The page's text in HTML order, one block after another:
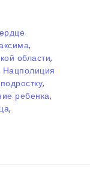
,
области,
Нацполиция
,
ребенка,
,